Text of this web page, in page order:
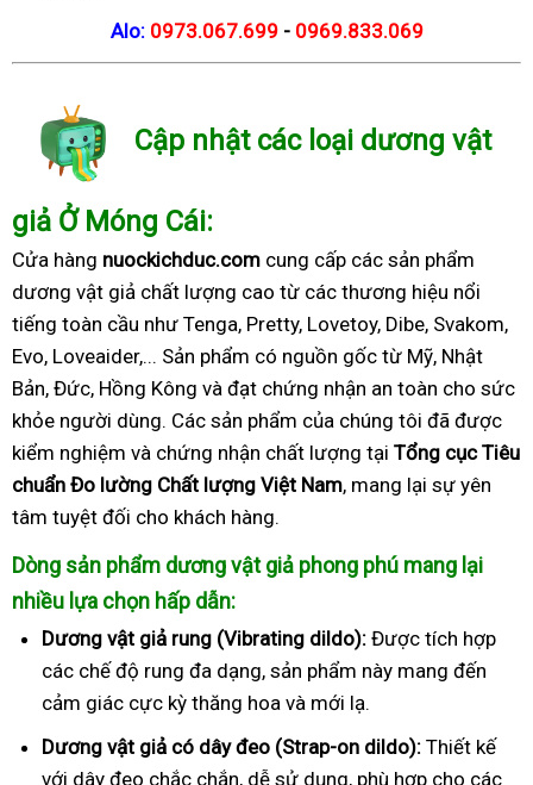
Alo:0973.067.699 - 0969.833.069
Cập nhật các loại dương vật
giả Ở Móng Cái:
Cửa hàng nuockichduc.com cung cấp các sản phẩm
dương vật giả chất lượng cao từ các thương hiệu nổi
tiếng toàn cầu như Tenga, Pretty, Lovetoy, Dibe, Svakom,
Evo, Loveaider,... Sản phẩm có nguồn gốc từ Mỹ, Nhật
Bản, Đức, Hồng Kông và đạt chứng nhận an toàn cho sức
khỏe người dùng. Các sản phẩm của chúng tôi đã được
kiểm nghiệm và chứng nhận chất lượng tại Tổng cục Tiêu
chuẩn Đo lường Chất lượng Việt Nam, mang lại sự yên
tâm tuyệt đối cho khách hàng.
Dòng sản phẩm dương vật giả phong phú mang lại
nhiều lựa chọn hấp dẫn:
Dương vật giả rung (Vibrating dildo): Được tích hợp
các chế độ rung đa dạng, sản phẩm này mang đến
cảm giác cực kỳ thăng hoa và mới lạ.
Dương vật giả có dây đeo (Strap-on dildo): Thiết kế
với dây đeo chắc chắn, dễ sử dụng, phù hợp cho các